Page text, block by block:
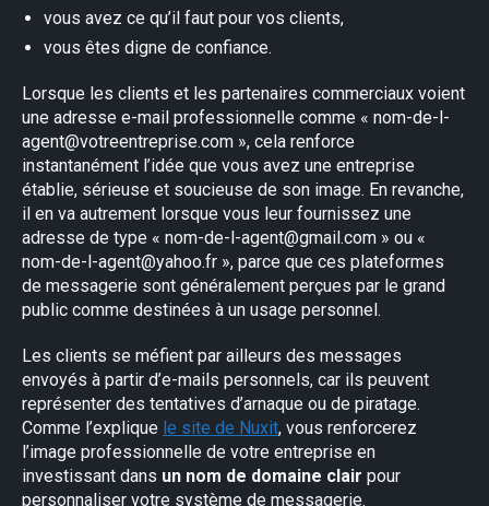
vous avez ce qu’il faut pour vos clients,
vous êtes digne de confiance.
Lorsque les clients et les partenaires commerciaux voient
une adresse e-mail professionnelle comme « nom-de-l-
agent@votreentreprise.com », cela renforce
instantanément l’idée que vous avez une entreprise
établie, sérieuse et soucieuse de son image. En revanche,
il en va autrement lorsque vous leur fournissez une
adresse de type « nom-de-l-agent@gmail.com » ou «
nom-de-l-agent@yahoo.fr », parce que ces plateformes
de messagerie sont généralement perçues par le grand
public comme destinées à un usage personnel.
Les clients se méfient par ailleurs des messages
envoyés à partir d’e-mails personnels, car ils peuvent
représenter des tentatives d’arnaque ou de piratage.
Comme l’explique le site de Nuxit, vous renforcerez
l’image professionnelle de votre entreprise en
investissant dans un nom de domaine clair pour
personnaliser votre système de messagerie.